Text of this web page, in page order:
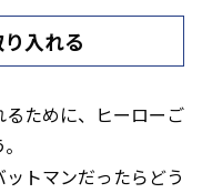
入れる
ために、ヒーローご
トマンだったらどう